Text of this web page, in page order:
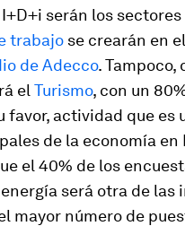
serán los sectores
trabajo se crearán en
de Adecco. Tampoco,
el Turismo, con un
favor, actividad que es
de la economía en
el 40% de los
será otra de las
mayor número de